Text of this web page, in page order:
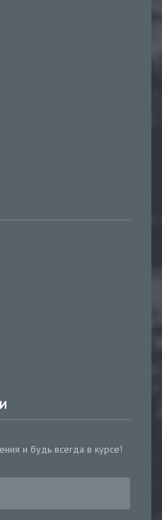
и будь всегда в курсе!